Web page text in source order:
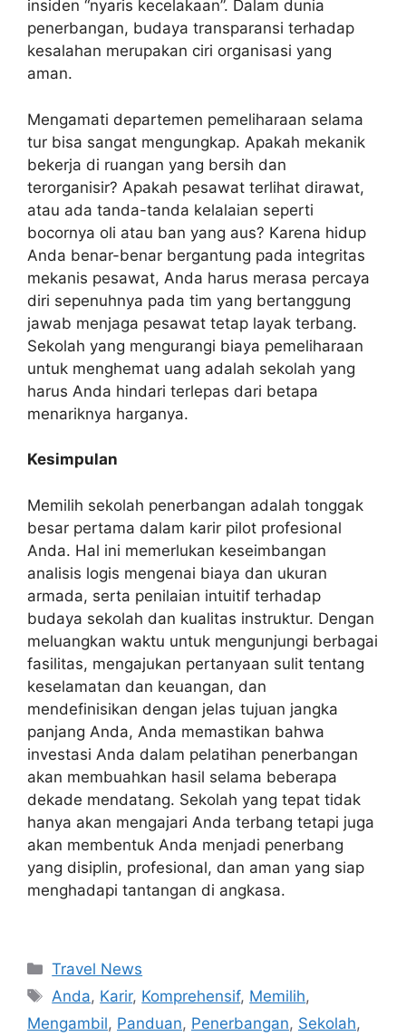
insiden “nyaris kecelakaan”. Dalam dunia
penerbangan, budaya transparansi terhadap
kesalahan merupakan ciri organisasi yang
aman.
Mengamati departemen pemeliharaan selama
tur bisa sangat mengungkap. Apakah mekanik
bekerja di ruangan yang bersih dan
terorganisir? Apakah pesawat terlihat dirawat,
atau ada tanda-tanda kelalaian seperti
bocornya oli atau ban yang aus? Karena hidup
Anda benar-benar bergantung pada integritas
mekanis pesawat, Anda harus merasa percaya
diri sepenuhnya pada tim yang bertanggung
jawab menjaga pesawat tetap layak terbang.
Sekolah yang mengurangi biaya pemeliharaan
untuk menghemat uang adalah sekolah yang
harus Anda hindari terlepas dari betapa
menariknya harganya.
Kesimpulan
Memilih sekolah penerbangan adalah tonggak
besar pertama dalam karir pilot profesional
Anda. Hal ini memerlukan keseimbangan
analisis logis mengenai biaya dan ukuran
armada, serta penilaian intuitif terhadap
budaya sekolah dan kualitas instruktur. Dengan
meluangkan waktu untuk mengunjungi berbagai
fasilitas, mengajukan pertanyaan sulit tentang
keselamatan dan keuangan, dan
mendefinisikan dengan jelas tujuan jangka
panjang Anda, Anda memastikan bahwa
investasi Anda dalam pelatihan penerbangan
akan membuahkan hasil selama beberapa
dekade mendatang. Sekolah yang tepat tidak
hanya akan mengajari Anda terbang tetapi juga
akan membentuk Anda menjadi penerbang
yang disiplin, profesional, dan aman yang siap
menghadapi tantangan di angkasa.
pos
Categories
Travel News
Tags
Anda, Karir, Komprehensif, Memilih,
Mengambil, Panduan, Penerbangan, Sekolah,